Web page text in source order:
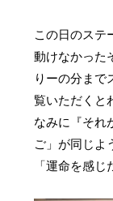
この日のステ
動けなかった
りーの分まで
覧いただくと
なみに『それ
ご」が同じよ
「運命を感じ